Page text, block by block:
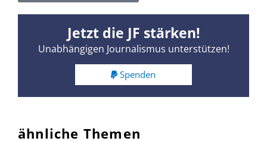
Jetzt die JF stärken!
Unabhängigen Journalismus unterstützen!
Spenden
ähnliche Themen